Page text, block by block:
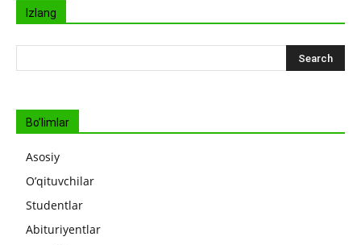
Izlang
Bo’limlar
Asosiy
O’qituvchilar
Studentlar
Abituriyentlar